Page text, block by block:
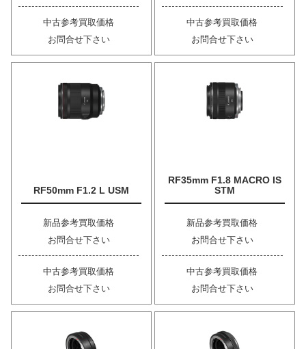
中古参考買取価格
お問合せ下さい
中古参考買取価格
お問合せ下さい
RF50mm F1.2 L USM
新品参考買取価格
お問合せ下さい
中古参考買取価格
お問合せ下さい
RF35mm F1.8 MACRO IS
STM
新品参考買取価格
お問合せ下さい
中古参考買取価格
お問合せ下さい